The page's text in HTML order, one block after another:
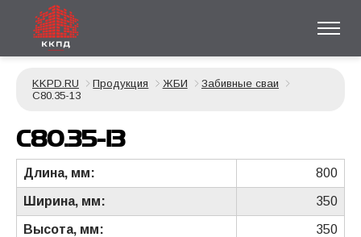
KKPD.RU Продукция ЖБИ
Забивные сваи
С80.35-13
С80.35-13
Длина, мм: 800
Ширина, мм: 350
Высота, мм: 350